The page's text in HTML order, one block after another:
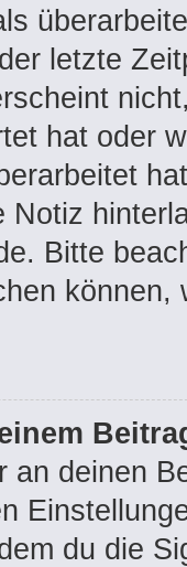
letzte
hat oder
Notiz
Bitte
können,
an deinen
du die